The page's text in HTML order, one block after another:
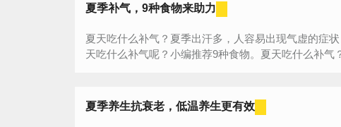
夏季补气，9种食物来助力
夏天吃什么补气？夏季出汗多，人容易出现气虚的症
天吃什么补气呢？小编推荐9种食物。夏天吃什么补气
夏季养生抗衰老，低温养生更有效